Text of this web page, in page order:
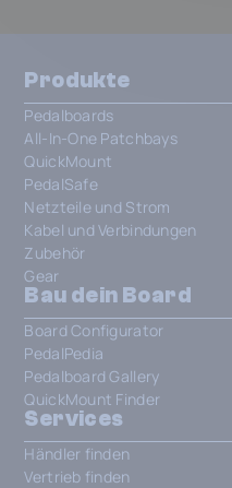
Produkte
Pedalboards
All-In-One Patchbays
QuickMount
PedalSafe
Netzteile und Strom
Kabel und Verbindungen
Zubehör
Gear
Bau dein Board
Board Configurator
PedalPedia
Pedalboard Gallery
QuickMount Finder
Services
Händler finden
Vertrieb finden